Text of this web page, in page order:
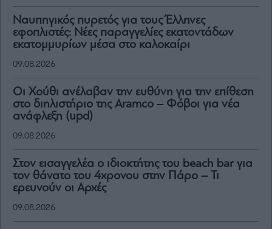
Ναυπηγικός πυρετός για τους Έλληνες
εφοπλιστές: Νέες παραγγελίες εκατοντάδων
εκατομμυρίων μέσα στο καλοκαίρι
09.08.2026
Οι Χούθι ανέλαβαν την ευθύνη για την επίθεση
στο διηλιστήριο της Aramco – Φόβοι για νέα
ανάφλεξη (upd)
09.08.2026
Στον εισαγγελέα ο ιδιοκτήτης του beach bar για
τον θάνατο του 4χρονου στην Πάρο – Τι
ερευνούν οι Αρχές
09.08.2026